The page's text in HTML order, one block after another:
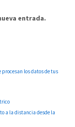
entrada.
procesan los datos de tus
a la distancia desde la